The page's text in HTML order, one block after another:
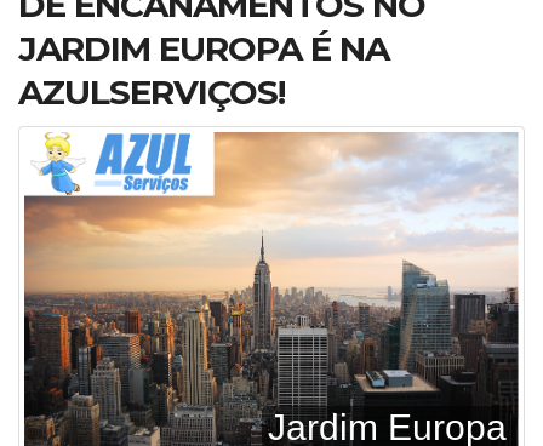
JARDIM EUROPA É NA
AZULSERVIÇOS!
Jardim Europa